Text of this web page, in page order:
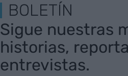
BOLETÍN
Sigue nuestras
historias,
entrevistas.